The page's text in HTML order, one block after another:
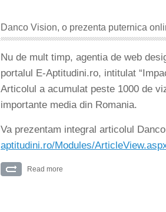
Danco Vision, o prezenta puternica
Nu de mult timp, agentia de web
portalul E-Aptitudini.ro, intitulat
Articolul a acumulat peste 1000 de
importante media din Romania.
Va prezentam integral articolul
aptitudini.ro/Modules/
Read more